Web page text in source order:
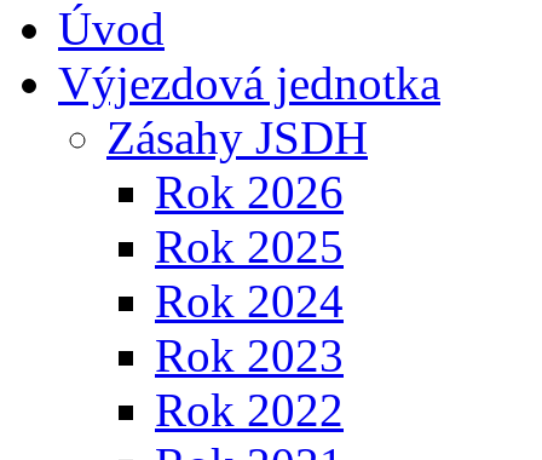
Úvod
Výjezdová jednotka
Zásahy JSDH
Rok 2026
Rok 2025
Rok 2024
Rok 2023
Rok 2022